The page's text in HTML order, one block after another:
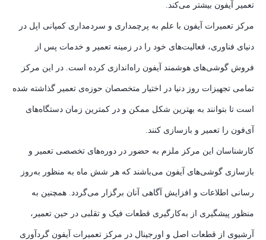
تعمیر آیفون بیشتر می‌کند.
مرکز تعمیرات آیفون با علم به پرچمداری و سردمداری کمپانی اپل در
دنیای فناوری، فعالیت‌های خود را در زمینه تعمیر و خدمات پس از
فروش گوشی‌های هوشمند آیفون راه‌اندازی کرده است. در این مرکز
تمامی تجهیزات روز دنیا در اختیار متخصصان حوزه‌ی تعمیر گذاشته شده‌
است تا بتوانند به بهترین شکل ممکن و در کمترین زمان دستگاه‌های
آی‌فون را تعمیر و بازسازی کنند.
کارشناسان این مرکز ملزم به حضور در دوره‌های تخصصی تعمیر و
بازسازی گوشی‌های آیفون می‌باشند که هر شش ماه به منظور به‌روز
رسانی اطلاعات و افزایش آگاهی آنان برگزار می‌گردد. همچنین به
منظور پیشگیری از به‌کارگیری قطعات فیک و تقلبی در حین تعمیر،
آرشیوی از قطعات اصل و اورجینال در مرکز تعمیرات آیفون گردآوری